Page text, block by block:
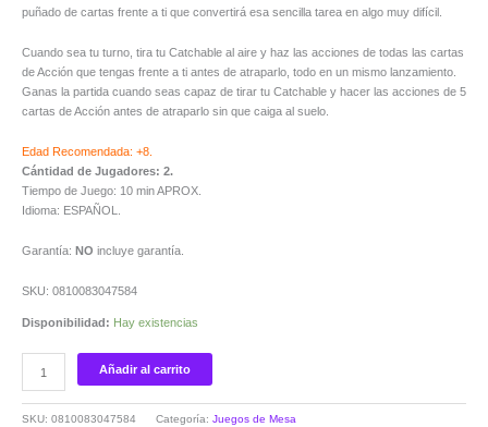
puñado de cartas frente a ti que convertirá esa sencilla tarea en algo muy difícil.
Cuando sea tu turno, tira tu Catchable al aire y haz las acciones de todas las cartas
de Acción que tengas frente a ti antes de atraparlo, todo en un mismo lanzamiento.
Ganas la partida cuando seas capaz de tirar tu Catchable y hacer las acciones de 5
cartas de Acción antes de atraparlo sin que caiga al suelo.
Edad Recomendada: +8.
Cántidad de Jugadores: 2.
Tiempo de Juego: 10 min APROX.
Idioma: ESPAÑOL.
Garantía: NO incluye garantía.
SKU: 0810083047584
Disponibilidad: Hay existencias
Añadir al carrito
SKU: 0810083047584 Categoría: Juegos de Mesa